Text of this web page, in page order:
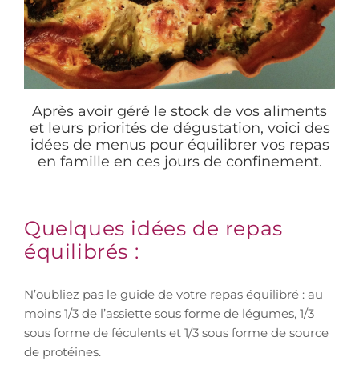
Après avoir géré le stock de vos aliments
et leurs priorités de dégustation, voici des
idées de menus pour équilibrer vos repas
en famille en ces jours de confinement.
Quelques idées de repas
équilibrés :
N’oubliez pas le guide de votre repas équilibré : au
moins 1/3 de l’assiette sous forme de légumes, 1/3
sous forme de féculents et 1/3 sous forme de source
de protéines.